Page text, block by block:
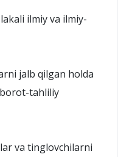
ilmiy va ilmiy-
jalb qilgan holda
tahliliy
va tinglovchilarni